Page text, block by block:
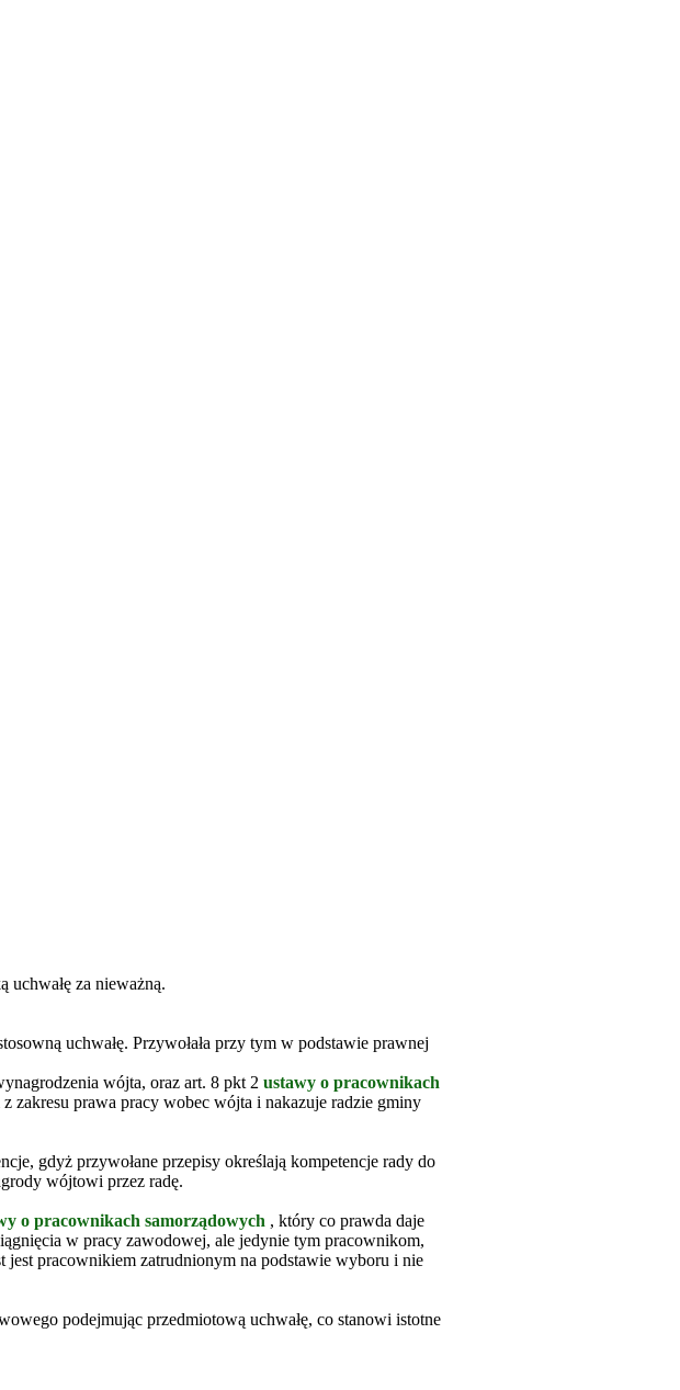
uchwałę za nieważną.
uchwałę. Przywołała przy tym w podstawie prawnej
wójta, oraz art. 8 pkt 2 ustawy o pracownikach
zakresu prawa pracy wobec wójta i nakazuje radzie gminy
gdyż przywołane przepisy określają kompetencje rady do
wójtowi przez radę.
o pracownikach samorządowych , który co prawda daje
w pracy zawodowej, ale jedynie tym pracownikom,
jest pracownikiem zatrudnionym na podstawie wyboru i nie
podejmując przedmiotową uchwałę, co stanowi istotne